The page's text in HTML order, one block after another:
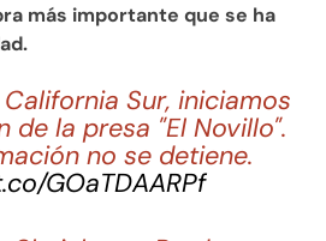
más importante que se ha
California Sur, iniciamos
de la presa "El Novillo".
no se detiene.
GOaTDAARPf